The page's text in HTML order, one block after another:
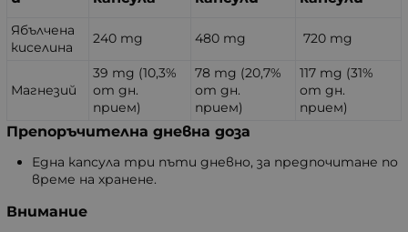
Ябълчена
киселина
240 mg 480 mg 720 mg
Магнезий
39 mg (10,3%
от дн.
прием)
78 mg (20,7%
от дн.
прием)
117 mg (31%
от дн.
прием)
Препоръчителна дневна доза
Една капсула три пъти дневно, за предпочитане по
време на хранене.
Внимание